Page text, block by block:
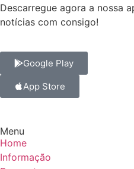
Descarregue agora a nossa
notícias com consigo!
Google Play
App Store
Menu
Home
Informação